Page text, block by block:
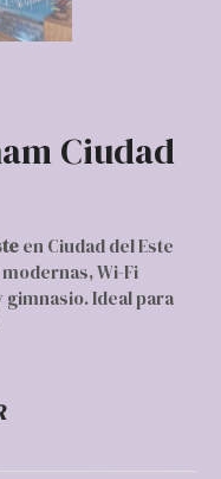
Ciudad
en Ciudad del Este
Wi-Fi
Ideal para